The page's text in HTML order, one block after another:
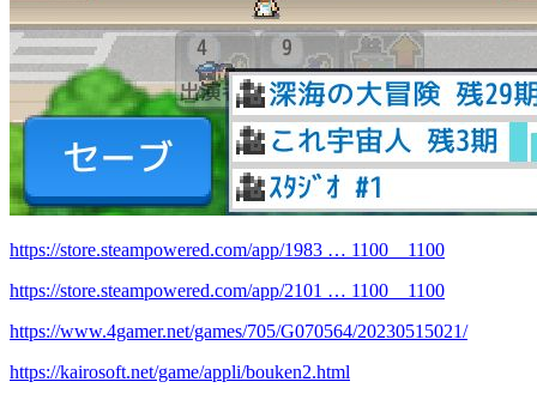
https://store.steampowered.com/app/1983 … 1100__1100
https://store.steampowered.com/app/2101 … 1100__1100
https://www.4gamer.net/games/705/G070564/20230515021/
https://kairosoft.net/game/appli/bouken2.html